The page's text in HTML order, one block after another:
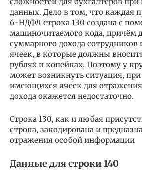
данных. Дело в том, что каждая
6-НДФЛ строка 130 создана с
машиночитаемого кода, причём
суммарного дохода сотрудников
ячеек, в которые должны
рублях и копейках. Поэтому у
может возникнуть ситуация,
имеющихся ячеек для
дохода окажется недостаточно.
Строка 130, как и любая
строка, закодирована и
отражения особой информации
Данные для строки 140